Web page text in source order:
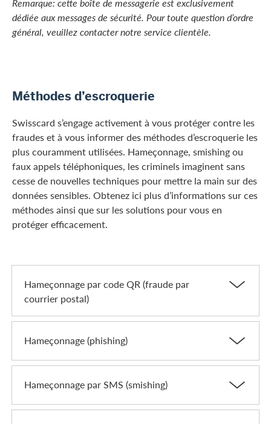
dédiée aux messages de sécurité. Pour toute question d’ordre
général, veuillez contacter notre service clientèle.
Méthodes d’escroquerie
Swisscard s’engage activement à vous protéger contre les
fraudes et à vous informer des méthodes d’escroquerie les
plus couramment utilisées. Hameçonnage, smishing ou
faux appels téléphoniques, les criminels imaginent sans
cesse de nouvelles techniques pour mettre la main sur des
données sensibles. Obtenez ici plus d’informations sur ces
méthodes ainsi que sur les solutions pour vous en
protéger efficacement.
Hameçonnage par code QR (fraude par
courrier postal)
Hameçonnage (phishing)
Hameçonnage par SMS (smishing)